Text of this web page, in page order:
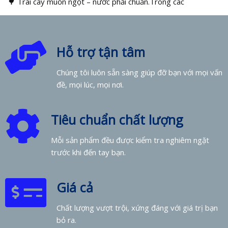
Hỗ trợ tận tâm
Chúng tôi luôn sẵn sàng giúp đỡ bạn với mọi vấn
đề, mọi lúc, mọi nơi.
Tiêu chuẩn chất lượng
Mỗi sản phẩm đều được kiểm tra nghiêm ngặt
trước khi đến tay bạn.
Giá cả
Chất lượng vượt trội, xứng đáng với giá trị bạn
bỏ ra.